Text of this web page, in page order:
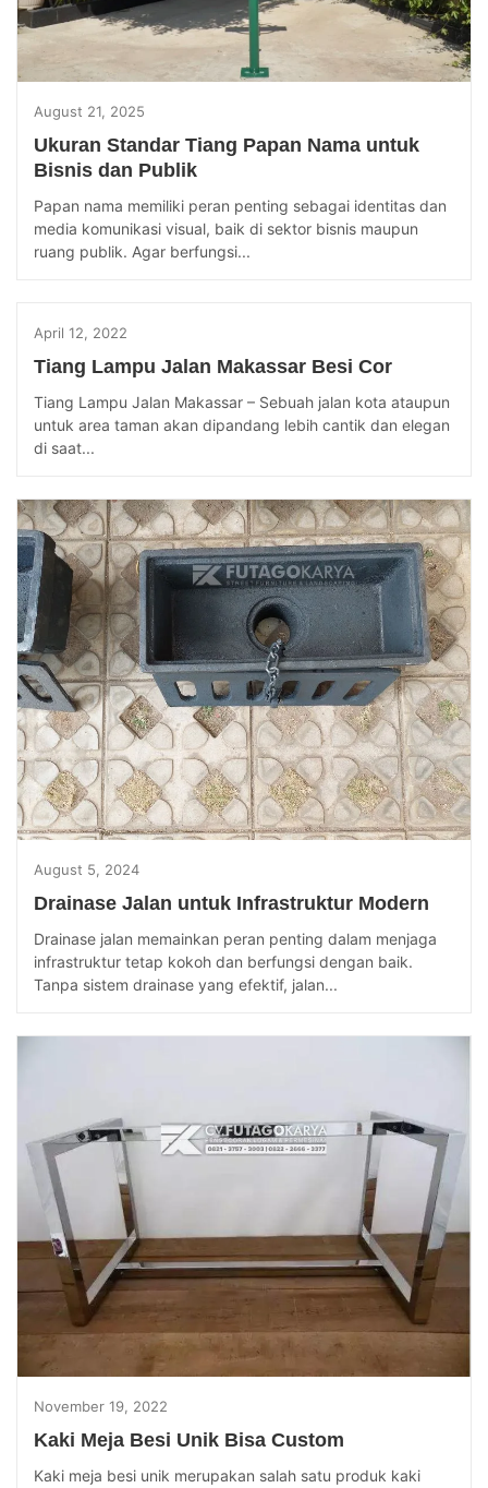
August 21, 2025
Ukuran Standar Tiang Papan Nama untuk
Bisnis dan Publik
Papan nama memiliki peran penting sebagai identitas dan
media komunikasi visual, baik di sektor bisnis maupun
ruang publik. Agar berfungsi...
April 12, 2022
Tiang Lampu Jalan Makassar Besi Cor
Tiang Lampu Jalan Makassar – Sebuah jalan kota ataupun
untuk area taman akan dipandang lebih cantik dan elegan
di saat...
August 5, 2024
Drainase Jalan untuk Infrastruktur Modern
Drainase jalan memainkan peran penting dalam menjaga
infrastruktur tetap kokoh dan berfungsi dengan baik.
Tanpa sistem drainase yang efektif, jalan...
November 19, 2022
Kaki Meja Besi Unik Bisa Custom
Kaki meja besi unik merupakan salah satu produk kaki